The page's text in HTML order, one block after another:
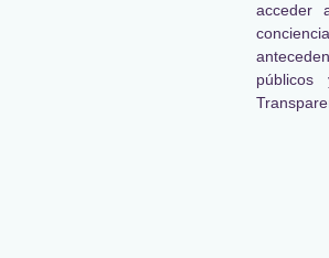
acceder